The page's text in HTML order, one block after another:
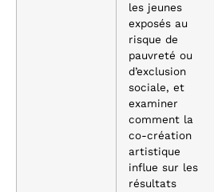
les jeunes
exposés au
risque de
pauvreté ou
d’exclusion
sociale, et
examiner
comment la
co-création
artistique
influe sur les
résultats